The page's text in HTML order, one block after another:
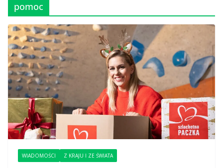
pomoc
WIADOMOŚCI Z KRAJU I ZE ŚWIATA